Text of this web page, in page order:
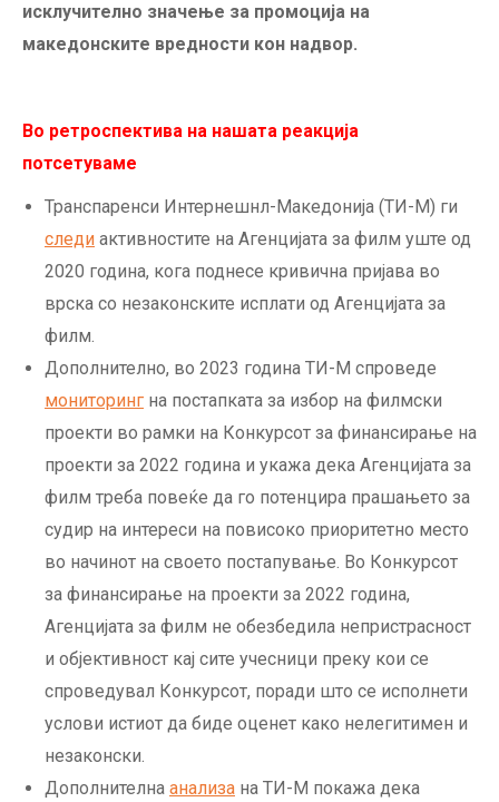
исклучително значење за промоција на
македонските вредности кон надвор.
Во ретроспектива на нашата реакција
потсетуваме
Транспаренси Интернешнл-Македонија (ТИ-М) ги
следи активностите на Агенцијата за филм уште од
2020 година, кога поднесе кривична пријава во
врска со незаконските исплати од Агенцијата за
филм.
Дополнително, во 2023 година ТИ-М спроведе
мониторинг на постапката за избор на филмски
проекти во рамки на Конкурсот за финансирање на
проекти за 2022 година и укажа дека Агенцијата за
филм треба повеќе да го потенцира прашањето за
судир на интереси на повисоко приоритетно место
во начинот на своето постапување. Во Конкурсот
за финансирање на проекти за 2022 година,
Агенцијата за филм не обезбедила непристрасност
и објективност кај сите учесници преку кои се
спроведувал Конкурсот, поради што се исполнети
услови истиот да биде оценет како нелегитимен и
незаконски.
Дополнителна анализа на ТИ-М покажа дека